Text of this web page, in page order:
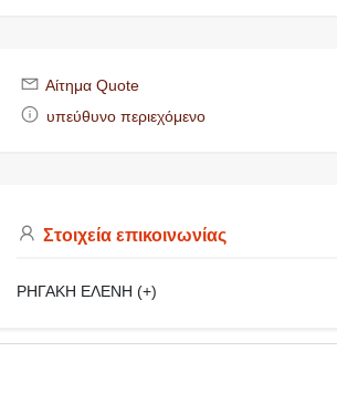
Αίτημα Quote
υπεύθυνο περιεχόμενο
Στοιχεία επικοινωνίας
ΡΗΓΑΚΗ ΕΛΕΝΗ (+)